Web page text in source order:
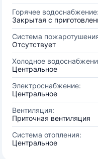
Горячее водоснабжение:
Закрытая с
Система
Отсутствует
Холодное
Центральное
Электроснабжение:
Центральное
Вентиляция:
Приточная вентиляция
Система отопления:
Центральное